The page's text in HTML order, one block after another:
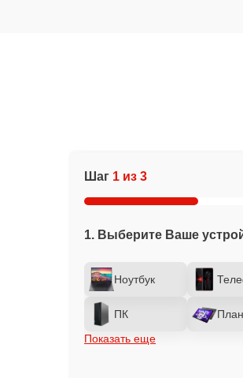
Шаг 1 из 3
1. Выберите Ваше
Ноутбук
ПК
Показать еще